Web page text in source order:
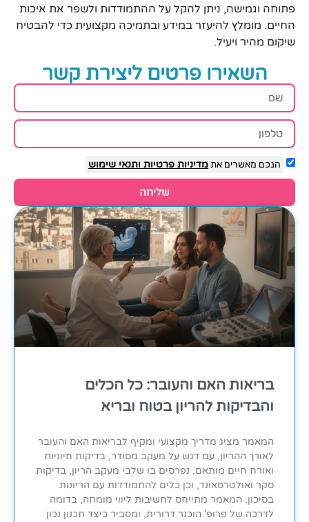
פתוחה וגמישה, ניתן להקל על ההתמודדות ולשפר את איכות
החיים. מומלץ להיעזר במידע ובתמיכה מקצועית כדי להבטיח
שיקום מהיר ויעיל.
השאירו פרטים ליצירת קשר
הנכם מאשרים אתמדיניות פרטיות ותנאי שימוש
שליחה
בריאות האם והעובר: כל הכלים
והבדיקות להריון בטוח ובריא
המאמר מציג מדריך מקצועי ומקיף לבריאות האם והעובר
לאורך ההריון, עם דגש על מעקב מסודר, בדיקות חיוניות
ואורח חיים מותאם. נפרסים בו שלבי מעקב הריון, בדיקות
סקר ואולטרסאונד, וכן כלים להתמודדות עם הריונות
בסיכון. המאמר מתייחס לחשיבות ליווי מומחה, בדומה
לדרכה של פרופ' הוכנר דרורית, ומסביר כיצד תכנון נכון